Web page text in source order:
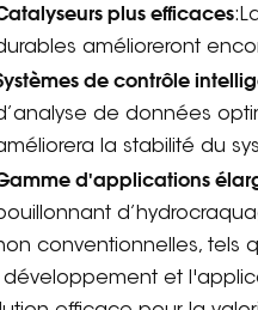
plus efficaces
amélioreront
de contrôle
de données
la stabilité du
d'applications
conventionnelles, tels
développement et